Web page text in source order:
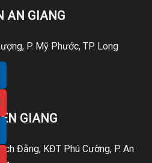
AN GIANG
P. Mỹ Phước, TP. Long
GIANG
Đằng, KĐT Phú Cường, P. An